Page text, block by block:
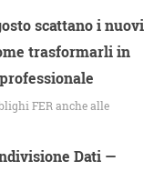
scattano i nuovi
trasformarli in
FER anche alle
Dati —